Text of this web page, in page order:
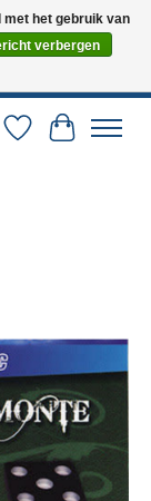
PostNL en DHL.
te maken. 0251-
Verlanglijst
met het gebruik van
verbergen